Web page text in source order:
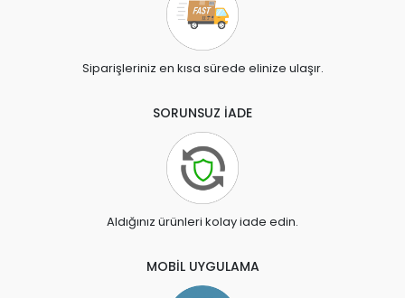
Siparişleriniz en kısa sürede elinize ulaşır.
SORUNSUZ İADE
Aldığınız ürünleri kolay iade edin.
MOBİL UYGULAMA